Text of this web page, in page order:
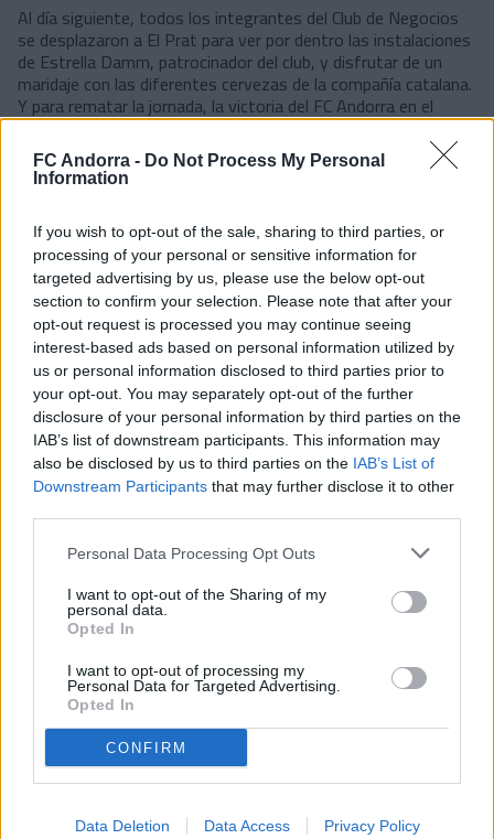
FC Andorra - Do Not Process My Personal
Information
If you wish to opt-out of the sale, sharing to third parties, or
processing of your personal or sensitive information for
targeted advertising by us, please use the below opt-out
section to confirm your selection. Please note that after your
opt-out request is processed you may continue seeing
interest-based ads based on personal information utilized by
us or personal information disclosed to third parties prior to
your opt-out. You may separately opt-out of the further
disclosure of your personal information by third parties on the
IAB’s list of downstream participants. This information may
also be disclosed by us to third parties on the IAB’s List of
Downstream Participants that may further disclose it to other
Personal Data Processing Opt Outs
I want to opt-out of the Sharing of my
personal data.
Opted In
I want to opt-out of processing my
Personal Data for Targeted Advertising.
Opted In
CONFIRM
Data Deletion Data Access Privacy Policy
Al día siguiente, todos los integrantes del Club de Negocios
se desplazaron a El Prat para ver por dentro las instalaciones
de Estrella Damm, patrocinador del club, y disfrutar de un
maridaje con las diferentes cervezas de la compañía catalana.
Y para rematar la jornada, la victoria del FC Andorra en el
campo del filial del Barça sirvió de colofón perfecto para este
nuevo encuentro.
#SomTricolors
Noticias relacionadas
Andorra agradece el apoyo de las
empresas que impulsan el proyecto
tricolor
PARTNERS
Más de sesenta participantes en el IV
Partido de Empresas
Cena de cierre del año del Club de
Negocios
PARTNERS